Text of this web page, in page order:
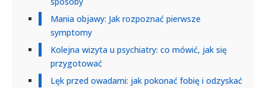
Mania objawy: Jak rozpoznać pierwsze
symptomy
Kolejna wizyta u psychiatry: co mówić, jak się
przygotować
Lęk przed owadami: jak pokonać fobię i odzyskać